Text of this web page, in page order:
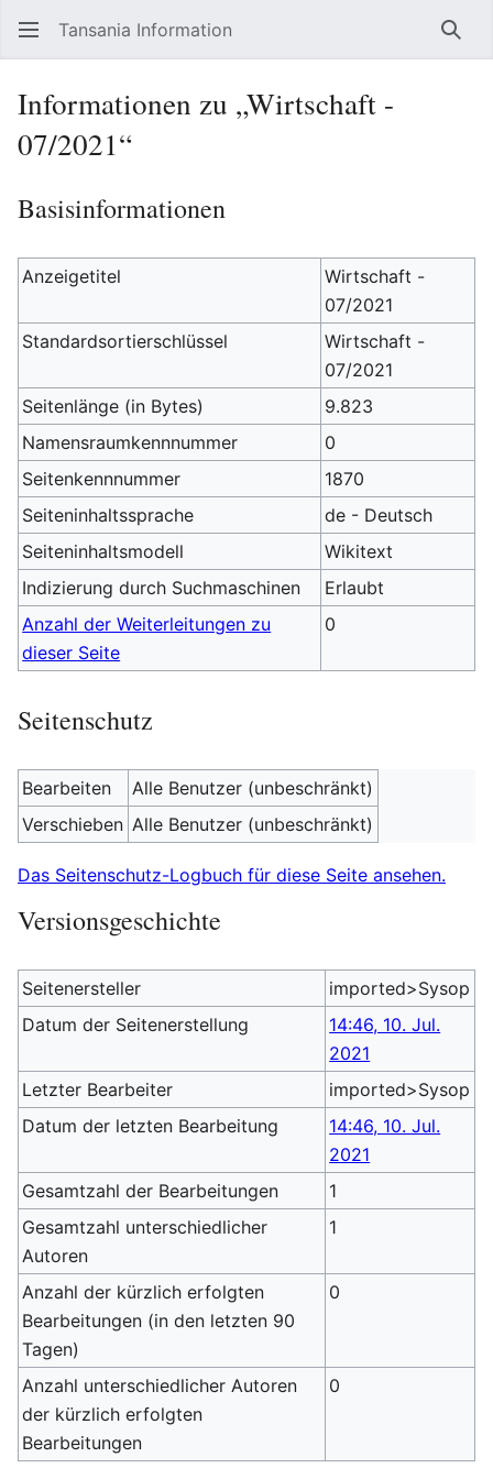
Tansania Information
Informationen zu „Wirtschaft -
07/2021“
Basisinformationen
Anzeigetitel
Wirtschaft -
07/2021
Standardsortierschlüssel
Wirtschaft -
07/2021
Seitenlänge (in Bytes)
9.823
Namensraumkennnummer
0
Seitenkennnummer
1870
Seiteninhaltssprache
de - Deutsch
Seiteninhaltsmodell
Wikitext
Indizierung durch Suchmaschinen
Erlaubt
Anzahl der Weiterleitungen zu
dieser Seite
0
Seitenschutz
Bearbeiten
Alle Benutzer (unbeschränkt)
Verschieben Alle Benutzer (unbeschränkt)
Das Seitenschutz-Logbuch für diese Seite ansehen.
Versionsgeschichte
Seitenersteller
imported>Sysop
Datum der Seitenerstellung
14:46, 10. Jul.
2021
Letzter Bearbeiter
imported>Sysop
Datum der letzten Bearbeitung
14:46, 10. Jul.
2021
Gesamtzahl der Bearbeitungen
1
Gesamtzahl unterschiedlicher
Autoren
1
Anzahl der kürzlich erfolgten
Bearbeitungen (in den letzten 90
Tagen)
0
Anzahl unterschiedlicher Autoren
der kürzlich erfolgten
Bearbeitungen
0